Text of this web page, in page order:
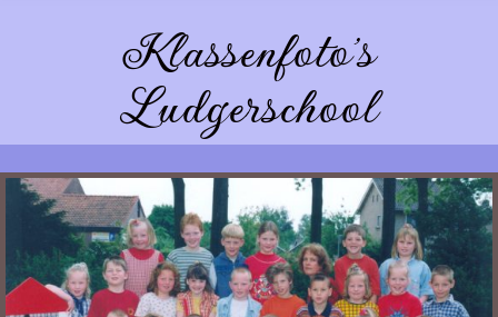
Klassenfoto's
Ludgerschool